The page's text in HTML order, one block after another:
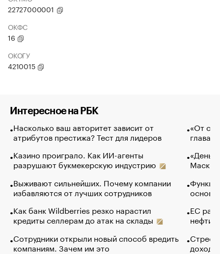
22727000001
ОКФС
16
ОКОГУ
4210015
Интересное на РБК
Насколько ваш авторитет зависит от
атрибутов престижа? Тест для лидеров
Казино проиграло. Как ИИ-агенты
разрушают букмекерскую индустрию
Выживают сильнейших. Почему компании
избавляются от лучших сотрудников
Как банк Wildberries резко нарастил
кредиты селлерам до атак на склады
Сотрудники открыли новый способ вредить
компаниям. Зачем им это
«От
глава
Маск в
основ
ЕС
нефти